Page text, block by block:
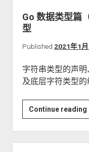
Go 数据类型篇
型
Published 2021年1
字符串类型的声
及底层字符类型的
Continue reading